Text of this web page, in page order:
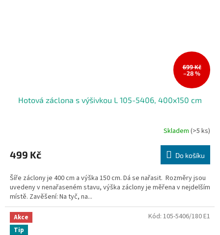
699 Kč
–28 %
Hotová záclona s výšivkou L 105-5406, 400x150 cm
Skladem (>5 ks)
499 Kč Do košíku
Šíře záclony je 400 cm a výška 150 cm. Dá se nařasit. Rozměry jsou
uvedeny v nenařaseném stavu, výška záclony je měřena v nejdelším
místě. Zavěšení: Na tyč, na...
Akce
Tip
Kód: 105-5406/180 E1